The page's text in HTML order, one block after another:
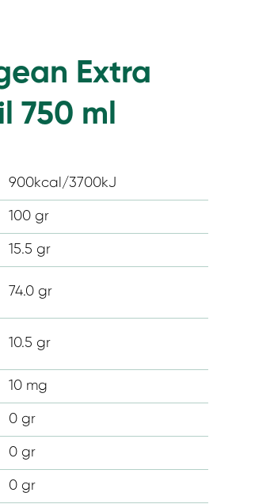
Extra
750 ml
900kcal/3700kJ
100 gr
15.5 gr
74.0 gr
10.5 gr
10 mg
0 gr
0 gr
0 gr